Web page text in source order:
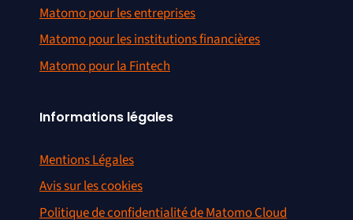
Matomo pour les entreprises
Matomo pour les institutions financières
Matomo pour la Fintech
Informations légales
Mentions Légales
Avis sur les cookies
Politique de confidentialité de Matomo Cloud